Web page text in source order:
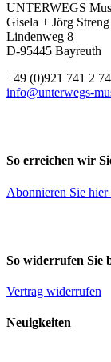
UNTERWEGS
Gisela + Jörg Streng
Lindenweg 8
D-95445 Bayreuth
+49 (0)921 741 2
info@unterwegs-
So erreichen wir
Abonnieren Sie hier
So widerrufen Sie
Vertrag widerrufen
Neuigkeiten